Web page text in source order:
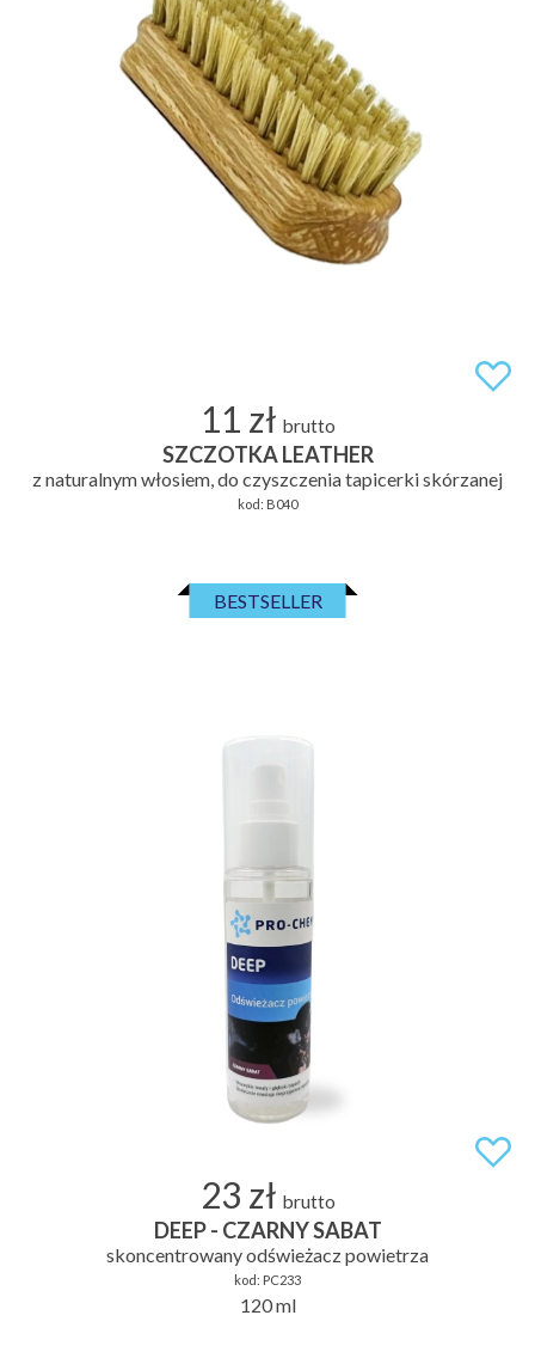
11 zł brutto
SZCZOTKA LEATHER
z naturalnym włosiem, do czyszczenia tapicerki skórzanej
kod: B040
BESTSELLER
23 zł brutto
DEEP - CZARNY SABAT
skoncentrowany odświeżacz powietrza
kod: PC233
120 ml